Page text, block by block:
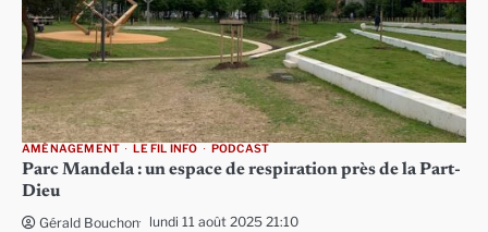
AMÉNAGEMENT LE FIL INFO PODCAST
Parc Mandela : un espace de respiration près de la Part-
Dieu
Gérald Bouchon lundi 11 août 2025 21:10